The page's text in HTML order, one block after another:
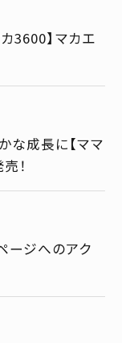
3600】マカエ
な成長に【ママ
！
ージへのアク